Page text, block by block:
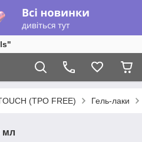
(TPO FREE) Гель-лаки
мл